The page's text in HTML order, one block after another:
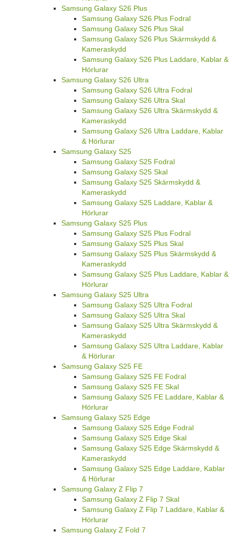
Samsung Galaxy S26 Plus
Samsung Galaxy S26 Plus Fodral
Samsung Galaxy S26 Plus Skal
Samsung Galaxy S26 Plus Skärmskydd &
Kameraskydd
Samsung Galaxy S26 Plus Laddare, Kablar &
Hörlurar
Samsung Galaxy S26 Ultra
Samsung Galaxy S26 Ultra Fodral
Samsung Galaxy S26 Ultra Skal
Samsung Galaxy S26 Ultra Skärmskydd &
Kameraskydd
Samsung Galaxy S26 Ultra Laddare, Kablar
& Hörlurar
Samsung Galaxy S25
Samsung Galaxy S25 Fodral
Samsung Galaxy S25 Skal
Samsung Galaxy S25 Skärmskydd &
Kameraskydd
Samsung Galaxy S25 Laddare, Kablar &
Hörlurar
Samsung Galaxy S25 Plus
Samsung Galaxy S25 Plus Fodral
Samsung Galaxy S25 Plus Skal
Samsung Galaxy S25 Plus Skärmskydd &
Kameraskydd
Samsung Galaxy S25 Plus Laddare, Kablar &
Hörlurar
Samsung Galaxy S25 Ultra
Samsung Galaxy S25 Ultra Fodral
Samsung Galaxy S25 Ultra Skal
Samsung Galaxy S25 Ultra Skärmskydd &
Kameraskydd
Samsung Galaxy S25 Ultra Laddare, Kablar
& Hörlurar
Samsung Galaxy S25 FE
Samsung Galaxy S25 FE Fodral
Samsung Galaxy S25 FE Skal
Samsung Galaxy S25 FE Laddare, Kablar &
Hörlurar
Samsung Galaxy S25 Edge
Samsung Galaxy S25 Edge Fodral
Samsung Galaxy S25 Edge Skal
Samsung Galaxy S25 Edge Skärmskydd &
Kameraskydd
Samsung Galaxy S25 Edge Laddare, Kablar
& Hörlurar
Samsung Galaxy Z Flip 7
Samsung Galaxy Z Flip 7 Skal
Samsung Galaxy Z Flip 7 Laddare, Kablar &
Hörlurar
Samsung Galaxy Z Fold 7